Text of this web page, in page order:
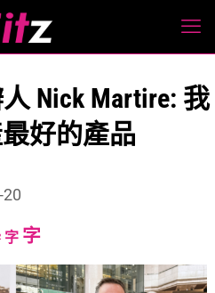
Nick Martire: 我
好的產品
20
Decrease
size.
字Reset
size.
字Increase
size.